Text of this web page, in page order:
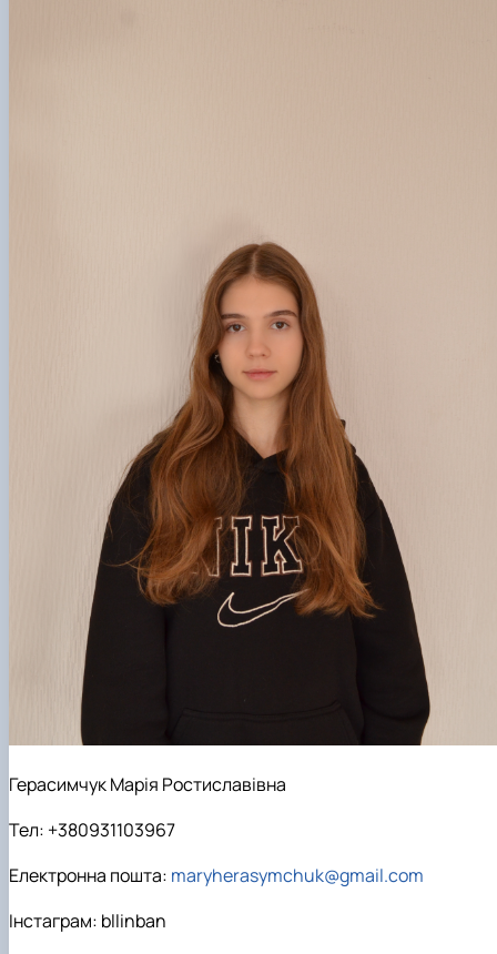
Герасимчук Марія Ростиславівна
Тел: +380931103967
Електронна пошта: maryherasymchuk@gmail.com
Інстаграм: bllinban